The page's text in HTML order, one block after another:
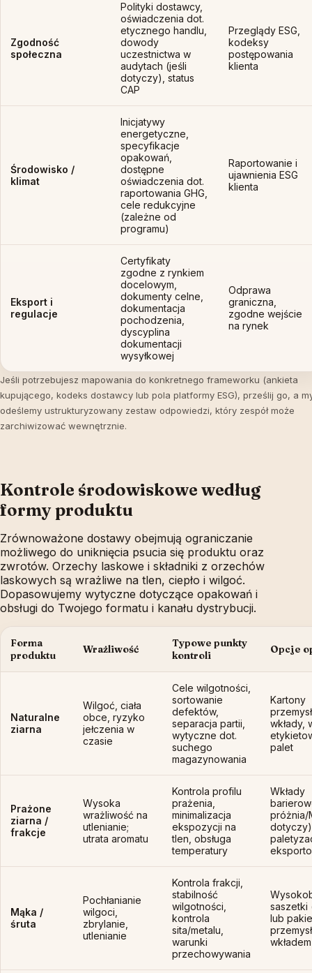
Zgodność
społeczna
Polityki dostawcy,
oświadczenia dot.
etycznego handlu,
dowody
uczestnictwa w
audytach (jeśli
dotyczy), status
CAP
Przeglądy ESG,
kodeksy
postępowania
klienta
Środowisko /
klimat
Inicjatywy
energetyczne,
specyfikacje
opakowań,
dostępne
oświadczenia dot.
raportowania GHG,
cele redukcyjne
(zależne od
programu)
Raportowanie i
ujawnienia ESG
klienta
Eksport i
regulacje
Certyfikaty
zgodne z rynkiem
docelowym,
dokumenty celne,
dokumentacja
pochodzenia,
dyscyplina
dokumentacji
wysyłkowej
Odprawa
graniczna,
zgodne wejście
na rynek
Jeśli potrzebujesz mapowania do konkretnego frameworku (ankieta
kupującego, kodeks dostawcy lub pola platformy ESG), prześlij go, a
odeślemy ustrukturyzowany zestaw odpowiedzi, który zespół może
zarchiwizować wewnętrznie.
Kontrole środowiskowe według
formy produktu
Zrównoważone dostawy obejmują ograniczanie
możliwego do uniknięcia psucia się produktu oraz
zwrotów. Orzechy laskowe i składniki z orzechów
laskowych są wrażliwe na tlen, ciepło i wilgoć.
Dopasowujemy wytyczne dotyczące opakowań i
obsługi do Twojego formatu i kanału dystrybucji.
Forma
produktu
Wrażliwość
Typowe punkty
kontroli
Opcje
Naturalne
ziarna
Wilgoć, ciała
obce, ryzyko
jełczenia w
czasie
Cele wilgotności,
sortowanie
defektów,
separacja partii,
wytyczne dot.
suchego
magazynowania
Kartony
wkłady,
palet
Prażone
ziarna /
frakcje
Wysoka
wrażliwość na
utlenianie;
utrata aromatu
Kontrola profilu
prażenia,
minimalizacja
ekspozycji na
tlen, obsługa
temperatury
Wkłady
próżnia/
Mąka /
śruta
Pochłanianie
wilgoci,
zbrylanie,
utlenianie
Kontrola frakcji,
stabilność
wilgotności,
kontrola
sita/metalu,
warunki
przechowywania
saszetki
lub
wkładem